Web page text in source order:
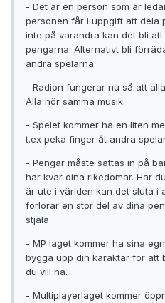
- Det är en person som är
personen får i uppgift att dela
inte på varandra kan det bli
pengarna. Alternativt bli
andra spelarna.
- Radion fungerar nu så att
Alla hör samma musik.
- Spelet kommer ha en liten
t.ex peka finger åt andra
- Pengar måste sättas in på
har kvar dina rikedomar. Har
är ute i världen kan det sluta i
förlorar en stor del av dina
stjäla.
- MP läget kommer ha sina
bygga upp din karaktär för att
du vill ha.
- Multiplayerläget kommer